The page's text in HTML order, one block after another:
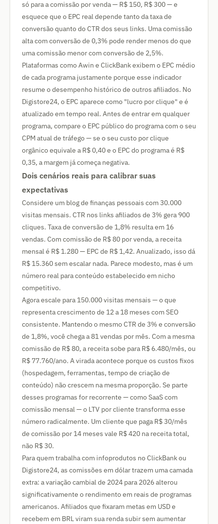
só para a comissão por venda — R$ 150, R$ 300 — e
esquece que o EPC real depende tanto da taxa de
conversão quanto do CTR dos seus links. Uma comissão
alta com conversão de 0,3% pode render menos do que
uma comissão menor com conversão de 2,5%.
Plataformas como Awin e ClickBank exibem o EPC médio
de cada programa justamente porque esse indicador
resume o desempenho histórico de outros afiliados. No
Digistore24, o EPC aparece como "lucro por clique" e é
atualizado em tempo real. Antes de entrar em qualquer
programa, compare o EPC público do programa com o seu
CPM atual de tráfego — se o seu custo por clique
orgânico equivale a R$ 0,40 e o EPC do programa é R$
0,35, a margem já começa negativa.
Dois cenários reais para calibrar suas
expectativas
Considere um blog de finanças pessoais com 30.000
visitas mensais. CTR nos links afiliados de 3% gera 900
cliques. Taxa de conversão de 1,8% resulta em 16
vendas. Com comissão de R$ 80 por venda, a receita
mensal é R$ 1.280 — EPC de R$ 1,42. Anualizado, isso dá
R$ 15.360 sem escalar nada. Parece modesto, mas é um
número real para conteúdo estabelecido em nicho
competitivo.
Agora escale para 150.000 visitas mensais — o que
representa crescimento de 12 a 18 meses com SEO
consistente. Mantendo o mesmo CTR de 3% e conversão
de 1,8%, você chega a 81 vendas por mês. Com a mesma
comissão de R$ 80, a receita sobe para R$ 6.480/mês, ou
R$ 77.760/ano. A virada acontece porque os custos fixos
(hospedagem, ferramentas, tempo de criação de
conteúdo) não crescem na mesma proporção. Se parte
desses programas for recorrente — como SaaS com
comissão mensal — o LTV por cliente transforma esse
número radicalmente. Um cliente que paga R$ 30/mês
de comissão por 14 meses vale R$ 420 na receita total,
não R$ 30.
Para quem trabalha com infoprodutos no ClickBank ou
Digistore24, as comissões em dólar trazem uma camada
extra: a variação cambial de 2024 para 2026 alterou
significativamente o rendimento em reais de programas
americanos. Afiliados que fixaram metas em USD e
recebem em BRL viram sua renda subir sem aumentar